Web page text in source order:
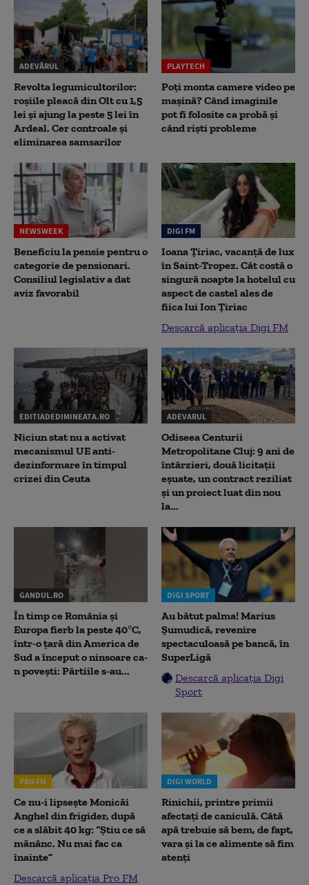
ADEVĂRUL
Revolta legumicultorilor:
roșiile pleacă din Olt cu 1,5
lei și ajung la peste 5 lei în
Ardeal. Cer controale și
eliminarea samsarilor
PLAYTECH
Poți monta camere video pe
mașină? Când imaginile
pot fi folosite ca probă și
când riști probleme
NEWSWEEK
Beneficiu la pensie pentru o
categorie de pensionari.
Consiliul legislativ a dat
aviz favorabil
DIGI FM
Ioana Țiriac, vacanță de lux
în Saint-Tropez. Cât costă o
singură noapte la hotelul cu
aspect de castel ales de
fiica lui Ion Țiriac
Descarcă aplicația Digi FM
EDITIADEDIMINEATA.RO
Niciun stat nu a activat
mecanismul UE anti-
dezinformare în timpul
crizei din Ceuta
ADEVARUL
Odiseea Centurii
Metropolitane Cluj: 9 ani de
întârzieri, două licitații
eșuate, un contract reziliat
și un proiect luat din nou
la...
GANDUL.RO
În timp ce România și
Europa fierb la peste 40°C,
într-o țară din America de
Sud a început o ninsoare ca-
n povești: Pârtiile s-au...
DIGI SPORT
Au bătut palma! Marius
Șumudică, revenire
spectaculoasă pe bancă, în
SuperLigă
Descarcă aplicația Digi
Sport
PRO FM
Ce nu-i lipsește Monicăi
Anghel din frigider, după
ce a slăbit 40 kg: “Știu ce să
mănânc. Nu mai fac ca
înainte”
Descarcă aplicația Pro FM
DIGI WORLD
Rinichii, printre primii
afectați de caniculă. Câtă
apă trebuie să bem, de fapt,
vara și la ce alimente să fim
atenți